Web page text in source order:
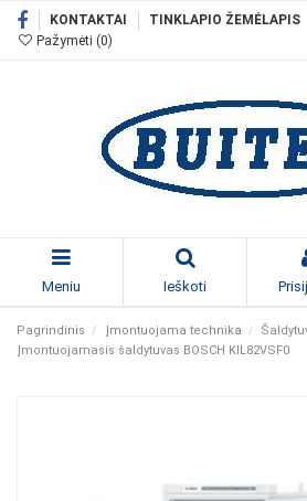
KONTAKTAI TINKLAPIO ŽEMĖLAPIS
Pažymėti (0)
Meniu Ieškoti
Pagrindinis Įmontuojama technika
Įmontuojamasis šaldytuvas BOSCH KIL82VSF0